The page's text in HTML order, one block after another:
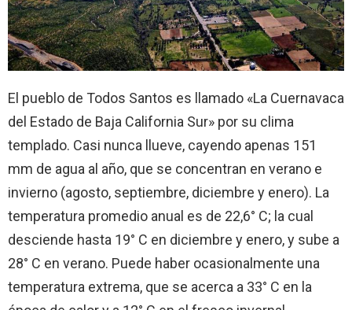
El pueblo de Todos Santos es llamado «La Cuernavaca
del Estado de Baja California Sur» por su clima
templado. Casi nunca llueve, cayendo apenas 151
mm de agua al año, que se concentran en verano e
invierno (agosto, septiembre, diciembre y enero). La
temperatura promedio anual es de 22,6° C; la cual
desciende hasta 19° C en diciembre y enero, y sube a
28° C en verano. Puede haber ocasionalmente una
temperatura extrema, que se acerca a 33° C en la